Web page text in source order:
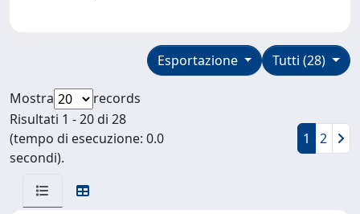
Tutti (28)
Esportazione
Mostra
records
Risultati 1 - 20 di 28
(tempo di esecuzione: 0.0
secondi).
1 2